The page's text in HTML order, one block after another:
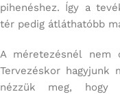
pihenéshez. Így a
tér pedig átláthatóbb
A méretezésnél nem
Tervezéskor
nézzük meg, hogy